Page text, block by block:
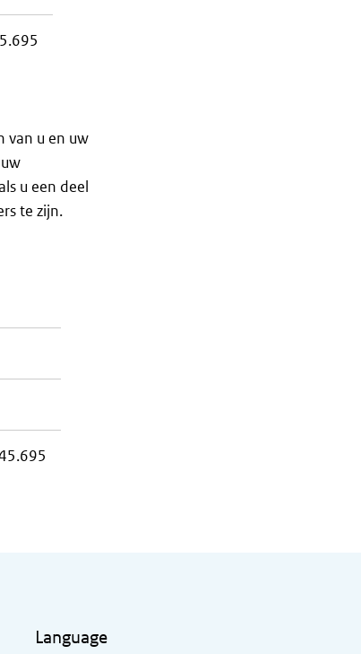
van u en uw
u een deel
te zijn.
Language